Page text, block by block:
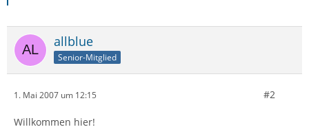
allblue
Senior-Mitglied
1. Mai 2007 um 12:15 #2
Willkommen hier!